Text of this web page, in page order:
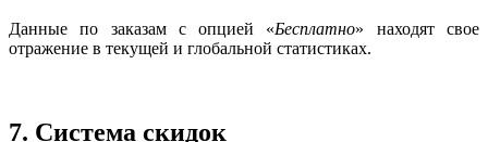
Данные по заказам с опцией «Бесплатно» находят свое
отражение в текущей и глобальной статистиках.
7. Система скидок